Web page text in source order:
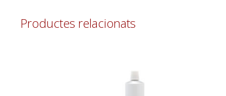
TUB
D'ALUMINI
Productes relacionats